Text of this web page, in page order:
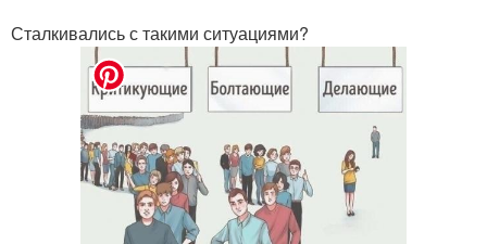
Сталкивались с такими ситуациями?